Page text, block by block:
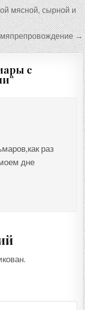
мясной, сырной и
→
с
”
раз
дне